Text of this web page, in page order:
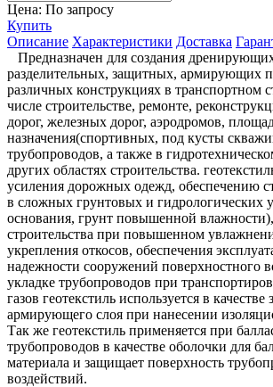
Цена: По запросу
Купить
Описание Характеристики Доставка
Предназначен для создания
разделительных, защитных, армирующих
различных конструкциях в транспортном
числе строительстве, ремонте,
дорог, железных дорог, аэродромов,
назначения(спортивных, под кусты
трубопроводов, а также в
других областях строительства.
усиления дорожных одежд, обеспечению
в сложных грунтовых и гидрологических
основания, грунт повышенной
строительства при повышенном
укрепления откосов, обеспечения
надежности сооружений поверхностного
укладке трубопроводов при
газов геотекстиль используется в
армирующего слоя при нанесении
Так же геотекстиль применяется при
трубопроводов в качестве оболочки для
материала и защищает поверхность
воздействий.